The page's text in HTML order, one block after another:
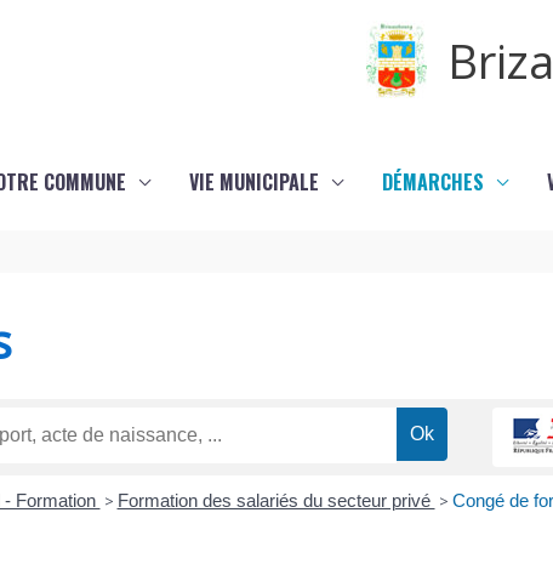
COMMUNE VIE MUNICIPALE DÉMARCHES
- Formation > Formation des salariés du secteur privé > Congé de